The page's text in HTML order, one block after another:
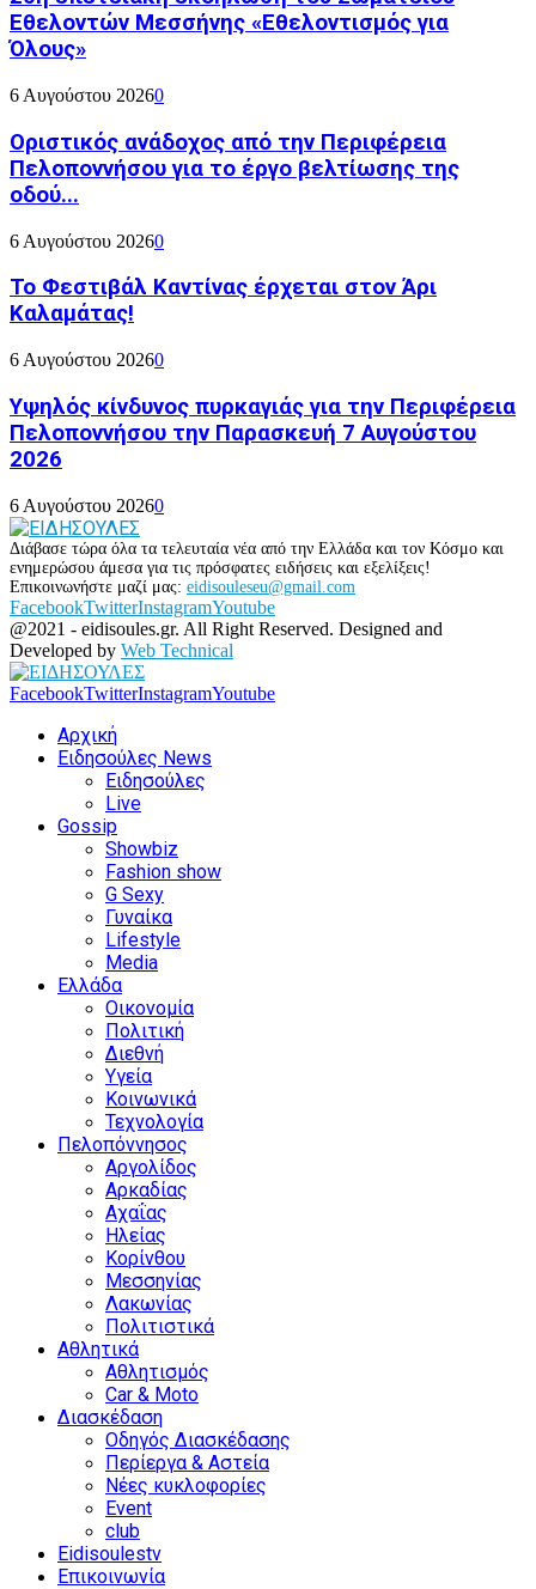
Εθελοντών Μεσσήνης «Εθελοντισμός για
Όλους»
6 Αυγούστου 20260
Οριστικός ανάδοχος από την Περιφέρεια
Πελοποννήσου για το έργο βελτίωσης της
οδού...
6 Αυγούστου 20260
Το Φεστιβάλ Καντίνας έρχεται στον Άρι
Καλαμάτας!
6 Αυγούστου 20260
Υψηλός κίνδυνος πυρκαγιάς για την Περιφέρεια
Πελοποννήσου την Παρασκευή 7 Αυγούστου
2026
6 Αυγούστου 20260
Διάβασε τώρα όλα τα τελευταία νέα από την Ελλάδα και τον Κόσμο και
ενημερώσου άμεσα για τις πρόσφατες ειδήσεις και εξελίξεις!
Επικοινωνήστε μαζί μας: eidisouleseu@gmail.com
FacebookTwitterInstagramYoutube
@2021 - eidisoules.gr. All Right Reserved. Designed and
Developed by Web Technical
FacebookTwitterInstagramYoutube
Αρχική
Ειδησούλες News
Ειδησούλες
Live
Gossip
Showbiz
Fashion show
G Sexy
Γυναίκα
Lifestyle
Media
Ελλάδα
Οικονομία
Πολιτική
Διεθνή
Υγεία
Κοινωνικά
Τεχνολογία
Πελοπόννησος
Αργολίδος
Αρκαδίας
Αχαΐας
Ηλείας
Κορίνθου
Μεσσηνίας
Λακωνίας
Πολιτιστικά
Αθλητικά
Αθλητισμός
Car & Moto
Διασκέδαση
Οδηγός Διασκέδασης
Περίεργα & Αστεία
Νέες κυκλοφορίες
Event
club
Eidisoulestv
Επικοινωνία